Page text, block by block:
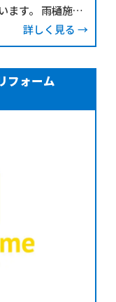
樋施工
詳しく見る →
フォーム